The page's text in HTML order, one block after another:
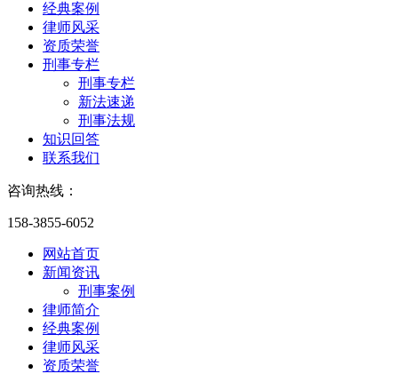
经典案例
律师风采
资质荣誉
刑事专栏
刑事专栏
新法速递
刑事法规
知识回答
联系我们
咨询热线：
158-3855-6052
网站首页
新闻资讯
刑事案例
律师简介
经典案例
律师风采
资质荣誉